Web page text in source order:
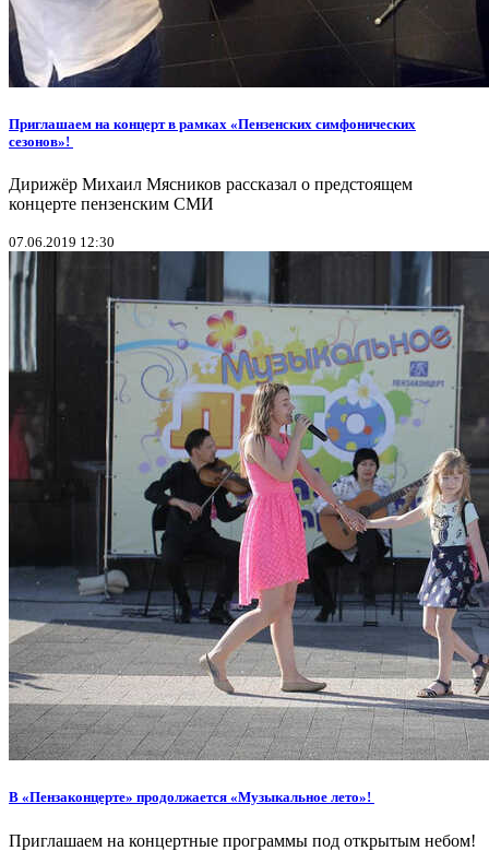
Приглашаем на концерт в рамках «Пензенских симфонических
сезонов»!
Дирижёр Михаил Мясников рассказал о предстоящем
концерте пензенским СМИ
07.06.2019 12:30
В «Пензаконцерте» продолжается «Музыкальное лето»!
Приглашаем на концертные программы под открытым небом!